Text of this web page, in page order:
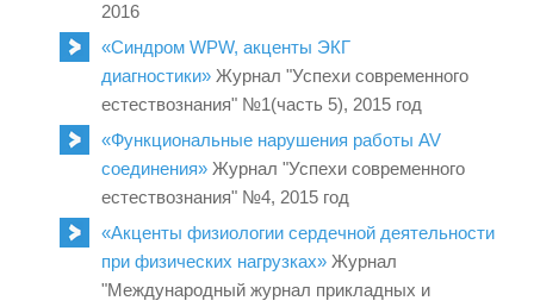
2016
«Синдром WPW, акценты ЭКГ
диагностики» Журнал "Успехи современного
естествознания" №1(часть 5), 2015 год
«Функциональные нарушения работы AV
соединения» Журнал "Успехи современного
естествознания" №4, 2015 год
«Акценты физиологии сердечной деятельности
при физических нагрузках» Журнал
"Международный журнал прикладных и